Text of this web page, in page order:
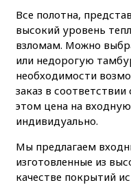
Все полотна,
высокий уровень
взломам. Можно
или недорогую
необходимости
заказ в
этом цена на
индивидуально.
Мы предлагаем
изготовленные из
качестве покрытий